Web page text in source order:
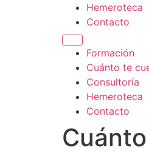
Hemeroteca
Contacto
Formación
Cuánto te
Consultoría
Hemeroteca
Contacto